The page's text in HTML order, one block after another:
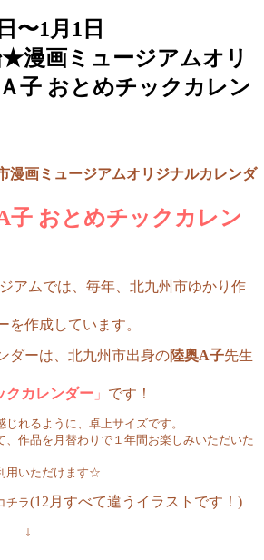
〜1月1日
★漫画ミュージアムオリ
子 おとめチックカレン
画ミュージアムオリジナルカレンダ
おとめチックカレン
アムでは、毎年、北九州市ゆかり作
を作成しています。
ダーは、北九州市出身の陸奥A子先生
クカレンダー 」 です！
れるように、卓上サイズです。
、作品を月替わりで１年間お楽しみいただいた
用いただけます☆
チラ(12月すべて違うイラストです！)